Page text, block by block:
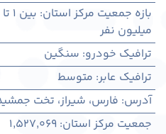
بازه جمعیت مرکز استان: بین ۱ تا ۳ میلیون نفر
میلیون نفر
ترافیک خودرو: سنگین
ترافیک عابر: متوسط
آدرس: فارس، شيراز، تخت
جمعیت مرکز استان:
1,527,069